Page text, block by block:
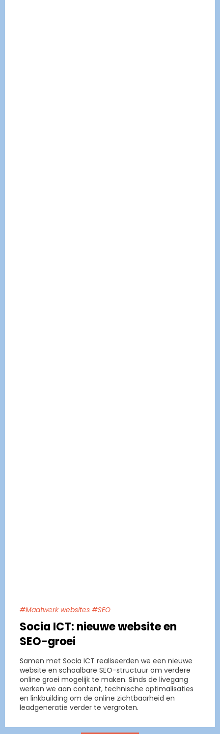
#Maatwerk websites #SEO
Socia ICT: nieuwe website en
SEO-groei
Samen met Socia ICT realiseerden we een nieuwe
website en schaalbare SEO-structuur om verdere
online groei mogelijk te maken. Sinds de livegang
werken we aan content, technische optimalisaties
en linkbuilding om de online zichtbaarheid en
leadgeneratie verder te vergroten.